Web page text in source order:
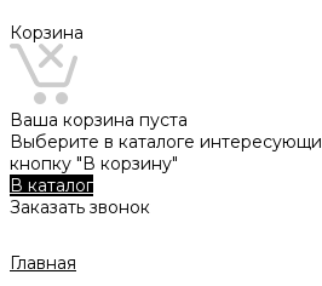
Корзина
Ваша корзина пуста
Выберите в каталоге
кнопку "В корзину"
В каталог
Заказать звонок
Главная